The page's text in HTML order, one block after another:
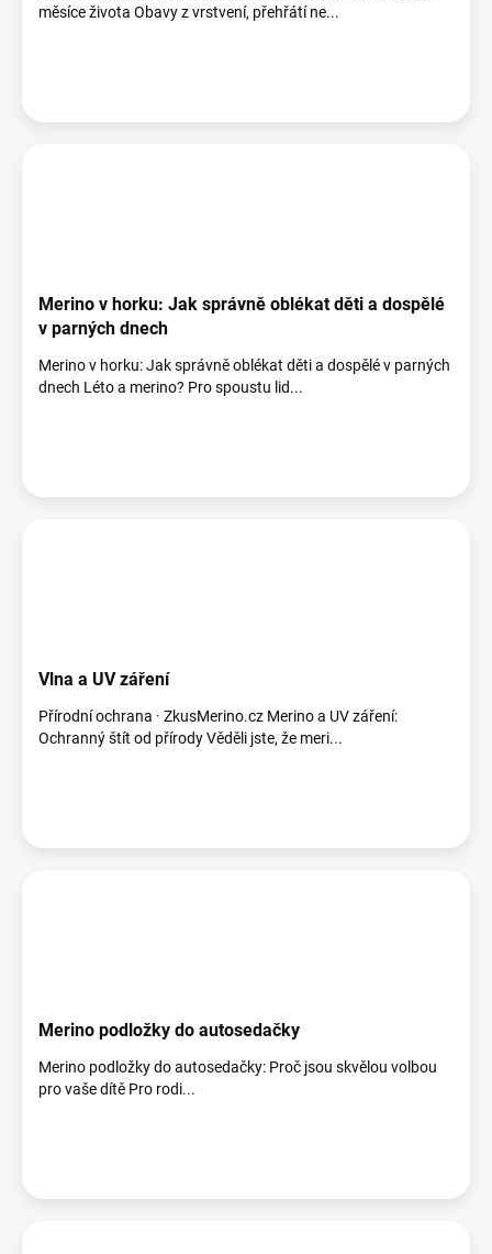
měsíce života Obavy z vrstvení, přehřátí ne...
Merino v horku: Jak správně oblékat děti a dospělé
v parných dnech
Merino v horku: Jak správně oblékat děti a dospělé v parných
dnech Léto a merino? Pro spoustu lid...
Vlna a UV záření
Přírodní ochrana · ZkusMerino.cz Merino a UV záření:
Ochranný štít od přírody Věděli jste, že meri...
Merino podložky do autosedačky
Merino podložky do autosedačky: Proč jsou skvělou volbou
pro vaše dítě Pro rodi...